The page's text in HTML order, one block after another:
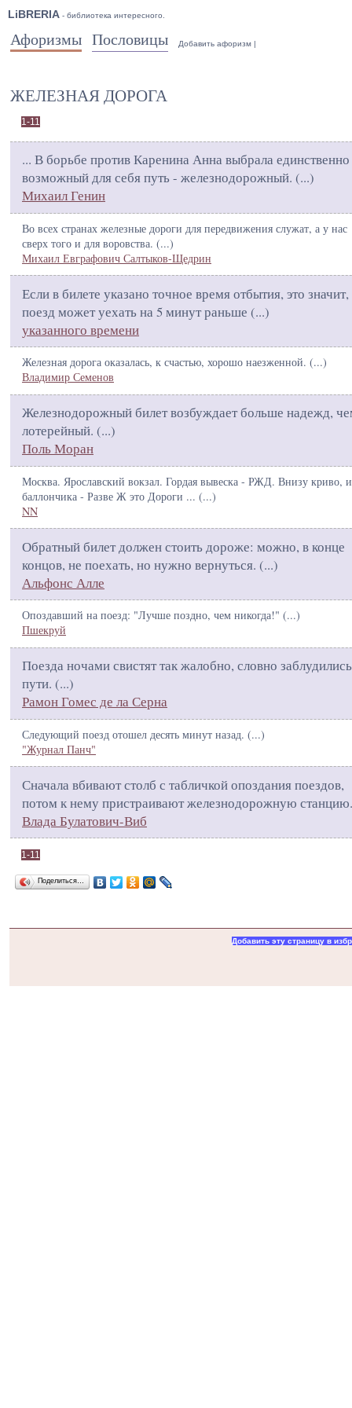
LiBRERIA - библиотека интересного.
Афоризмы Пословицы Добавить афоризм |
ЖЕЛЕЗНАЯ ДОРОГА
1-11
... В борьбе против Каренина Анна выбрала единственно
возможный для себя путь - железнодорожный. (...)
Михаил Генин
Во всех странах железные дороги для передвижения служат, а у нас
сверх того и для воровства. (...)
Михаил Евграфович Салтыков-Щедрин
Если в билете указано точное время отбытия, это
поезд может уехать на 5 минут раньше (...)
указанного времени
Железная дорога оказалась, к счастью, хорошо наезженной. (...)
Владимир Семенов
Железнодорожный билет возбуждает больше надежд,
лотерейный. (...)
Поль Моран
Москва. Ярославский вокзал. Гордая вывеска - РЖД. Внизу криво,
баллончика - Разве Ж это Дороги ... (...)
NN
Обратный билет должен стоить дороже: можно, в конце
концов, не поехать, но нужно вернуться. (...)
Альфонс Алле
Опоздавший на поезд: "Лучше поздно, чем никогда!" (...)
Пшекруй
Поезда ночами свистят так жалобно, словно
пути. (...)
Рамон Гомес де ла Серна
Следующий поезд отошел десять минут назад. (...)
"Журнал Панч"
Сначала вбивают столб с табличкой опоздания поездов,
потом к нему пристраивают железнодорожную
Влада Булатович-Виб
1-11
Поделиться…
Добавить эту страницу в